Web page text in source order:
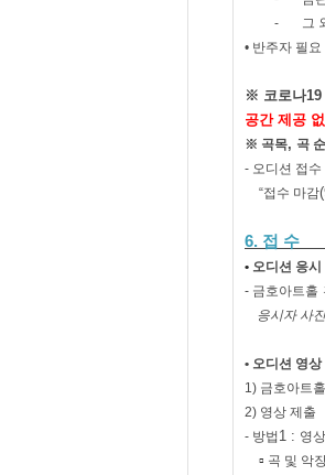
-
그
• 반주자 필
※ 코로나19
공간 제공
※ 곡목, 곡
- 오디션 접
“접수 마감
6. 접 수
• 오디션 응시
- 금호아트홀
응시자 사
• 오디션 영
1) 금호아트
2) 영상 제출
- 방법 1 : 영
▫ 곡 및 악